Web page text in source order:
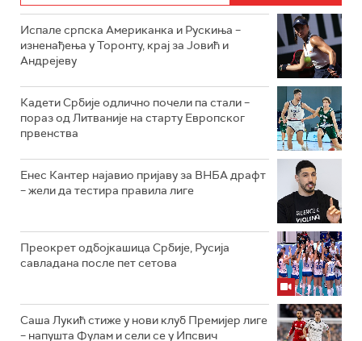
Испале српска Американка и Рускиња –
изненађења у Торонту, крај за Јовић и
Андрејеву
Кадети Србије одлично почели па стали –
пораз од Литваније на старту Европског
првенства
Енес Кантер најавио пријаву за ВНБА драфт
– жели да тестира правила лиге
Преокрет одбојкашица Србије, Русија
савладана после пет сетова
Саша Лукић стиже у нови клуб Премијер лиге
– напушта Фулам и сели се у Ипсвич